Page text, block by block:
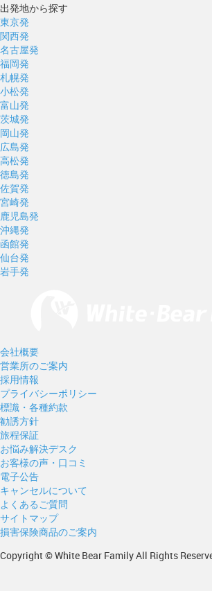
出発地から探す
東京発
関西発
名古屋発
福岡発
札幌発
小松発
富山発
茨城発
岡山発
広島発
高松発
徳島発
佐賀発
宮崎発
鹿児島発
沖縄発
函館発
仙台発
岩手発
会社概要
営業所のご案内
採用情報
プライバシーポリシー
標識・各種約款
勧誘方針
旅程保証
お悩み解決デスク
お客様の声・口コミ
電子公告
キャンセルについて
よくあるご質問
サイトマップ
損害保険商品のご案内
Copyright © White Bear Family All Rights